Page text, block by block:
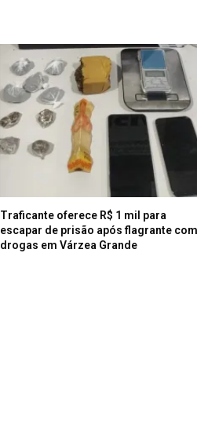
Traficante oferece R$ 1 mil para
escapar de prisão após flagrante com
drogas em Várzea Grande